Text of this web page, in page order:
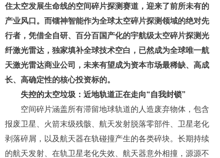
住太空发展生命线的空间碎片探测赛道，迎来了前所未有的
产业风口。而镭神智能作为全球太空碎片探测领域的绝对先
行者，凭借全自研、百分百国产化的宇航级太空碎片探测光
纤激光雷达，独家填补全球技术空白， 已然成为全球唯一航
天激光雷达商业公司， 未来有望成为资本市场最稀缺、 高成
长、高确定性的核心投资标的。
失控的太空垃圾：近地轨道正在走向“自我封锁”
空间碎片涵盖所有滞留地球轨道的人造废弃物体，包含
报废卫星、火箭末级残骸、航天发射脱落零部件、卫星老化
剥落碎屑，以及航天器在轨碰撞产生的各类碎块。长期持续
的航天发射、在轨卫星老化失效、航天器意外相撞，源源不